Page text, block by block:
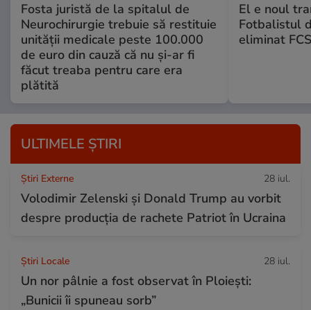
Fosta juristă de la spitalul de
Neurochirurgie trebuie să restituie
unității medicale peste 100.000
de euro din cauză că nu și-ar fi
făcut treaba pentru care era
plătită
El e noul
Fotbalistul
eliminat
ULTIMELE ȘTIRI
Știri Externe 28 iul.
Volodimir Zelenski și Donald Trump au vorbit
despre producția de rachete Patriot în Ucraina
Știri Locale 28 iul.
Un nor pâlnie a fost observat în Ploiești:
„Bunicii îi spuneau sorb”